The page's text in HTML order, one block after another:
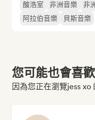
酸浩室 非洲音樂 非
阿拉伯音樂
貝斯音樂
您可能也會喜
因為您正在瀏覽jess xo